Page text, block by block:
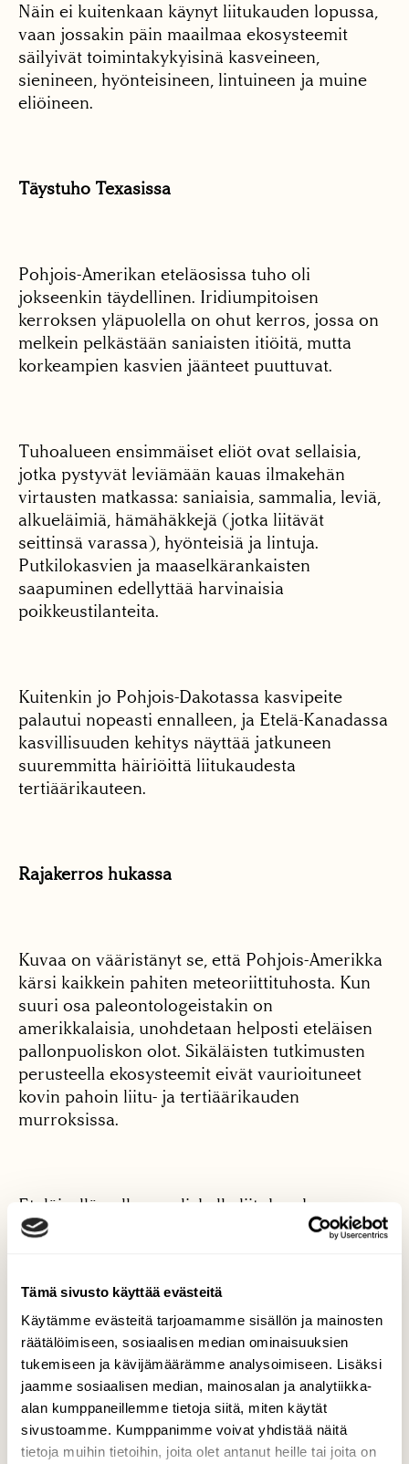
Tämä sivusto käyttää evästeitä
Käytämme evästeitä tarjoamamme sisällön ja mainosten
räätälöimiseen, sosiaalisen median ominaisuuksien
tukemiseen ja kävijämäärämme analysoimiseen. Lisäksi
jaamme sosiaalisen median, mainosalan ja analytiikka-
alan kumppaneillemme tietoja siitä, miten käytät
sivustoamme. Kumppanimme voivat yhdistää näitä
tietoja muihin tietoihin, joita olet antanut heille tai joita on
Näin ei kuitenkaan käynyt liitukauden lopussa,
vaan jossakin päin maailmaa ekosysteemit
säilyivät toimintakykyisinä kasveineen,
sienineen, hyönteisineen, lintuineen ja muine
eliöineen.
Täystuho Texasissa
Pohjois-Amerikan eteläosissa tuho oli
jokseenkin täydellinen. Iridiumpitoisen
kerroksen yläpuolella on ohut kerros, jossa on
melkein pelkästään saniaisten itiöitä, mutta
korkeampien kasvien jäänteet puuttuvat.
Tuhoalueen ensimmäiset eliöt ovat sellaisia,
jotka pystyvät leviämään kauas ilmakehän
virtausten matkassa: saniaisia, sammalia, leviä,
alkueläimiä, hämähäkkejä (jotka liitävät
seittinsä varassa), hyönteisiä ja lintuja.
Putkilokasvien ja maaselkärankaisten
saapuminen edellyttää harvinaisia
poikkeustilanteita.
Kuitenkin jo Pohjois-Dakotassa kasvipeite
palautui nopeasti ennalleen, ja Etelä-Kanadassa
kasvillisuuden kehitys näyttää jatkuneen
suuremmitta häiriöittä liitukaudesta
tertiäärikauteen.
Rajakerros hukassa
Kuvaa on vääristänyt se, että Pohjois-Amerikka
kärsi kaikkein pahiten meteoriittituhosta. Kun
suuri osa paleontologeistakin on
amerikkalaisia, unohdetaan helposti eteläisen
pallonpuoliskon olot. Sikäläisten tutkimusten
perusteella ekosysteemit eivät vaurioituneet
kovin pahoin liitu- ja tertiäärikauden
murroksissa.
Eteläisellä pallonpuoliskolla liitukauden
vaihtuminen sitä seuraavaan kauteen näkyy
muutoksena. Syynä lienee ollut ilmaston
viileneminen.
Itä-Aasian mantereelta tutkijat eivät ole edes
löytäneet yksiselitteistä liitu- ja tertiäärikauden
rajakohtaa, vaan kehitys näyttää jatkuneen